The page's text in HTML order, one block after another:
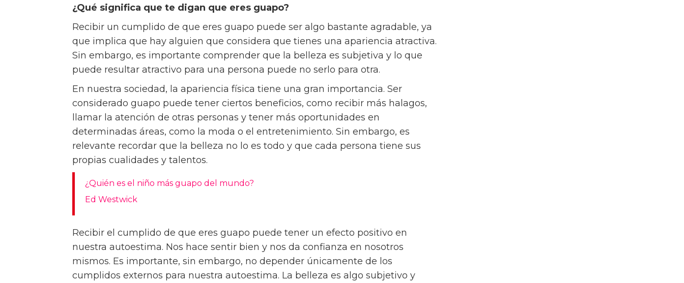
¿Qué significa que te digan que eres guapo?
Recibir un cumplido de que eres guapo puede ser algo bastante agradable, ya
que implica que hay alguien que considera que tienes una apariencia atractiva.
Sin embargo, es importante comprender que la belleza es subjetiva y lo que
puede resultar atractivo para una persona puede no serlo para otra.
En nuestra sociedad, la apariencia física tiene una gran importancia. Ser
considerado guapo puede tener ciertos beneficios, como recibir más halagos,
llamar la atención de otras personas y tener más oportunidades en
determinadas áreas, como la moda o el entretenimiento. Sin embargo, es
relevante recordar que la belleza no lo es todo y que cada persona tiene sus
propias cualidades y talentos.
¿Quién es el niño más guapo del mundo?
Ed Westwick
Recibir el cumplido de que eres guapo puede tener un efecto positivo en
nuestra autoestima. Nos hace sentir bien y nos da confianza en nosotros
mismos. Es importante, sin embargo, no depender únicamente de los
cumplidos externos para nuestra autoestima. La belleza es algo subjetivo y